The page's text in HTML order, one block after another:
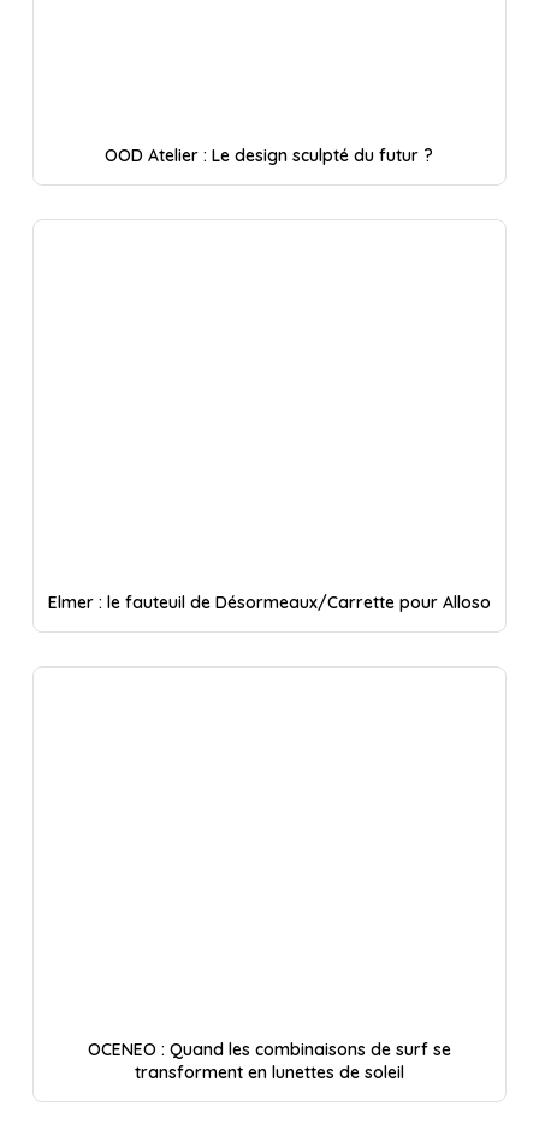
OOD Atelier : Le design sculpté du futur ?
Elmer : le fauteuil de Désormeaux/Carrette pour Alloso
OCENEO : Quand les combinaisons de surf se
transforment en lunettes de soleil